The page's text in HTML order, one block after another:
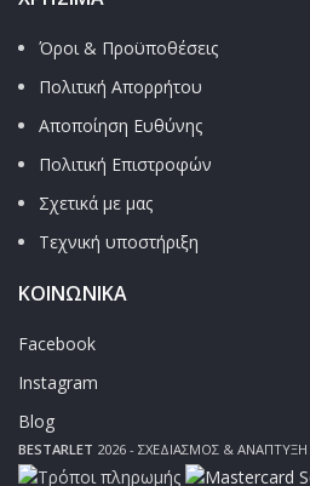
Όροι & Προϋποθέσεις
Πολιτική Απορρήτου
Αποποίηση Ευθύνης
Πολιτική Επιστροφών
Σχετικά με μας
Τεχνική υποστήριξη
ΚΟΙΝΩΝΙΚΑ
Facebook
Instagram
Blog
BESTARLET 2026 - ΣΧΕΔΙΑΣΜΟΣ & ΑΝΑΠΤΥΞΗ